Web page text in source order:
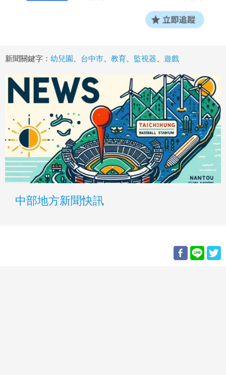
新聞關鍵字： 幼兒園 台中市 教育 監視器 遊戲
中部地方新聞快訊